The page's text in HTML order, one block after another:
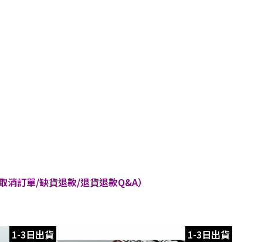
消訂單/缺貨退款/退貨退款Q&A）
1-3日出貨 1-3日出貨